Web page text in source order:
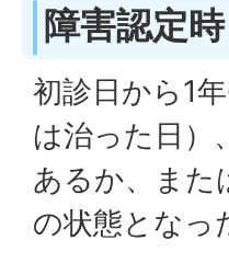
障害認定時
初診日から1
は治った日）
あるか、また
の状態となっ